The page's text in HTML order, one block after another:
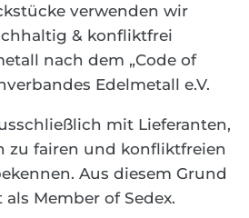
verwenden wir
& konfliktfrei
nach dem „Code of
Edelmetall e.V.
mit Lieferanten,
zu fairen und konfliktfreien
Aus diesem Grund
Member of Sedex.